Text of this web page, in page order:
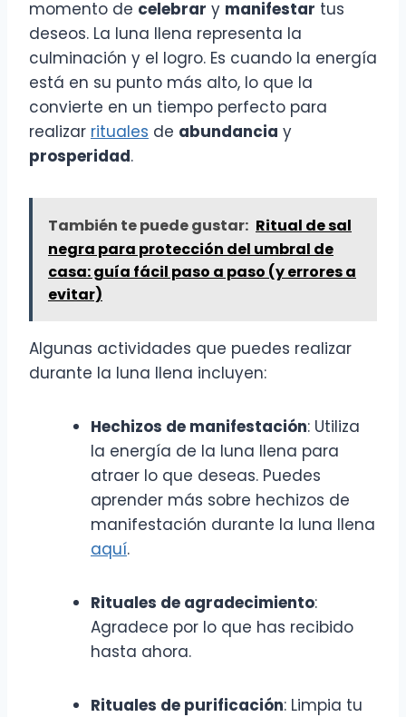
momento de celebrar y manifestar tus
deseos. La luna llena representa la
culminación y el logro. Es cuando la energía
está en su punto más alto, lo que la
convierte en un tiempo perfecto para
realizar rituales de abundancia y
prosperidad.
También te puede gustar: Ritual de sal
negra para protección del umbral de
casa: guía fácil paso a paso (y errores a
evitar)
Algunas actividades que puedes realizar
durante la luna llena incluyen:
Hechizos de manifestación: Utiliza
la energía de la luna llena para
atraer lo que deseas. Puedes
aprender más sobre hechizos de
manifestación durante la luna llena
aquí.
Rituales de agradecimiento:
Agradece por lo que has recibido
hasta ahora.
Rituales de purificación: Limpia tu